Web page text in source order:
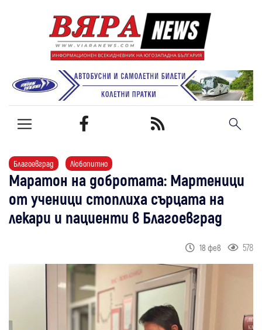
Благоевград Любопитно
Маратон на добротата: Мартеници
от ученици стоплиха сърцата на
лекари и пациенти в Благоевград
18 фев 578